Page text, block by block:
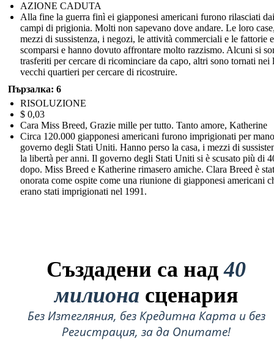
AZIONE CADUTA
Alla fine la guerra finì ei giapponesi americani furono rilasciati dai
campi di prigionia. Molti non sapevano dove andare. Le loro
mezzi di sussistenza, i negozi, le attività commerciali e le fattorie
scomparsi e hanno dovuto affrontare molto razzismo. Alcuni si
trasferiti per cercare di ricominciare da capo, altri sono tornati nei
vecchi quartieri per cercare di ricostruire.
Пързалка: 6
RISOLUZIONE
$ 0,03
Cara Miss Breed, Grazie mille per tutto. Tanto amore, Katherine
Circa 120.000 giapponesi americani furono imprigionati per
governo degli Stati Uniti. Hanno perso la casa, i mezzi di
la libertà per anni. Il governo degli Stati Uniti si è scusato più di
dopo. Miss Breed e Katherine rimasero amiche. Clara Breed è
onorata come ospite come una riunione di giapponesi americani
erano stati imprigionati nel 1991.
Създадени са над40
милиона сценария
Без Изтегляния, без Кредитна Карта и без
Регистрация, за да Опитате!